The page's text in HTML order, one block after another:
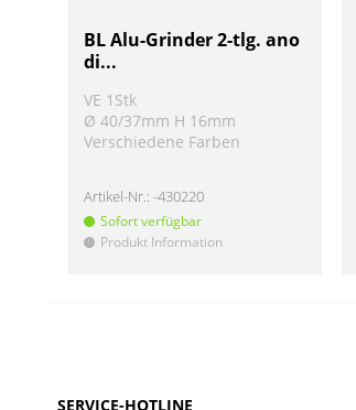
BL Alu-Grinder 2-tlg. ano
di...
VE 1Stk
Ø 40/37mm H 16mm
Verschiedene Farben
Artikel-Nr.:-430220
Sofort verfügbar
! Produkt Information
SERVICE-HOTLINE